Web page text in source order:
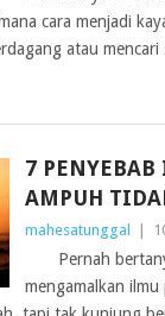
cara menjadi
atau
7 PENYEBAB
AMPUH
mahesatunggal |
Pernah
mengamalkan